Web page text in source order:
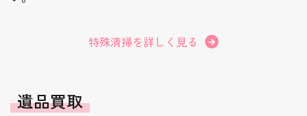
特殊清掃を詳しく見る
遺品買取